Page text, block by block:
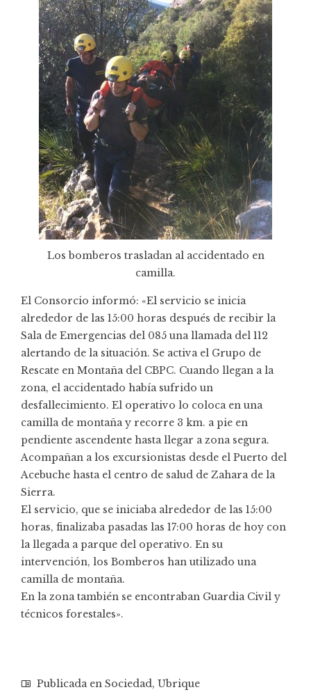
Los bomberos trasladan al accidentado en
camilla.
El Consorcio informó: «El servicio se inicia
alrededor de las 15:00 horas después de recibir la
Sala de Emergencias del 085 una llamada del 112
alertando de la situación. Se activa el Grupo de
Rescate en Montaña del CBPC. Cuando llegan a la
zona, el accidentado había sufrido un
desfallecimiento. El operativo lo coloca en una
camilla de montaña y recorre 3 km. a pie en
pendiente ascendente hasta llegar a zona segura.
Acompañan a los excursionistas desde el Puerto del
Acebuche hasta el centro de salud de Zahara de la
Sierra.
El servicio, que se iniciaba alrededor de las 15:00
horas, finalizaba pasadas las 17:00 horas de hoy con
la llegada a parque del operativo. En su
intervención, los Bomberos han utilizado una
camilla de montaña.
En la zona también se encontraban Guardia Civil y
técnicos forestales».
Publicada en Sociedad, Ubrique